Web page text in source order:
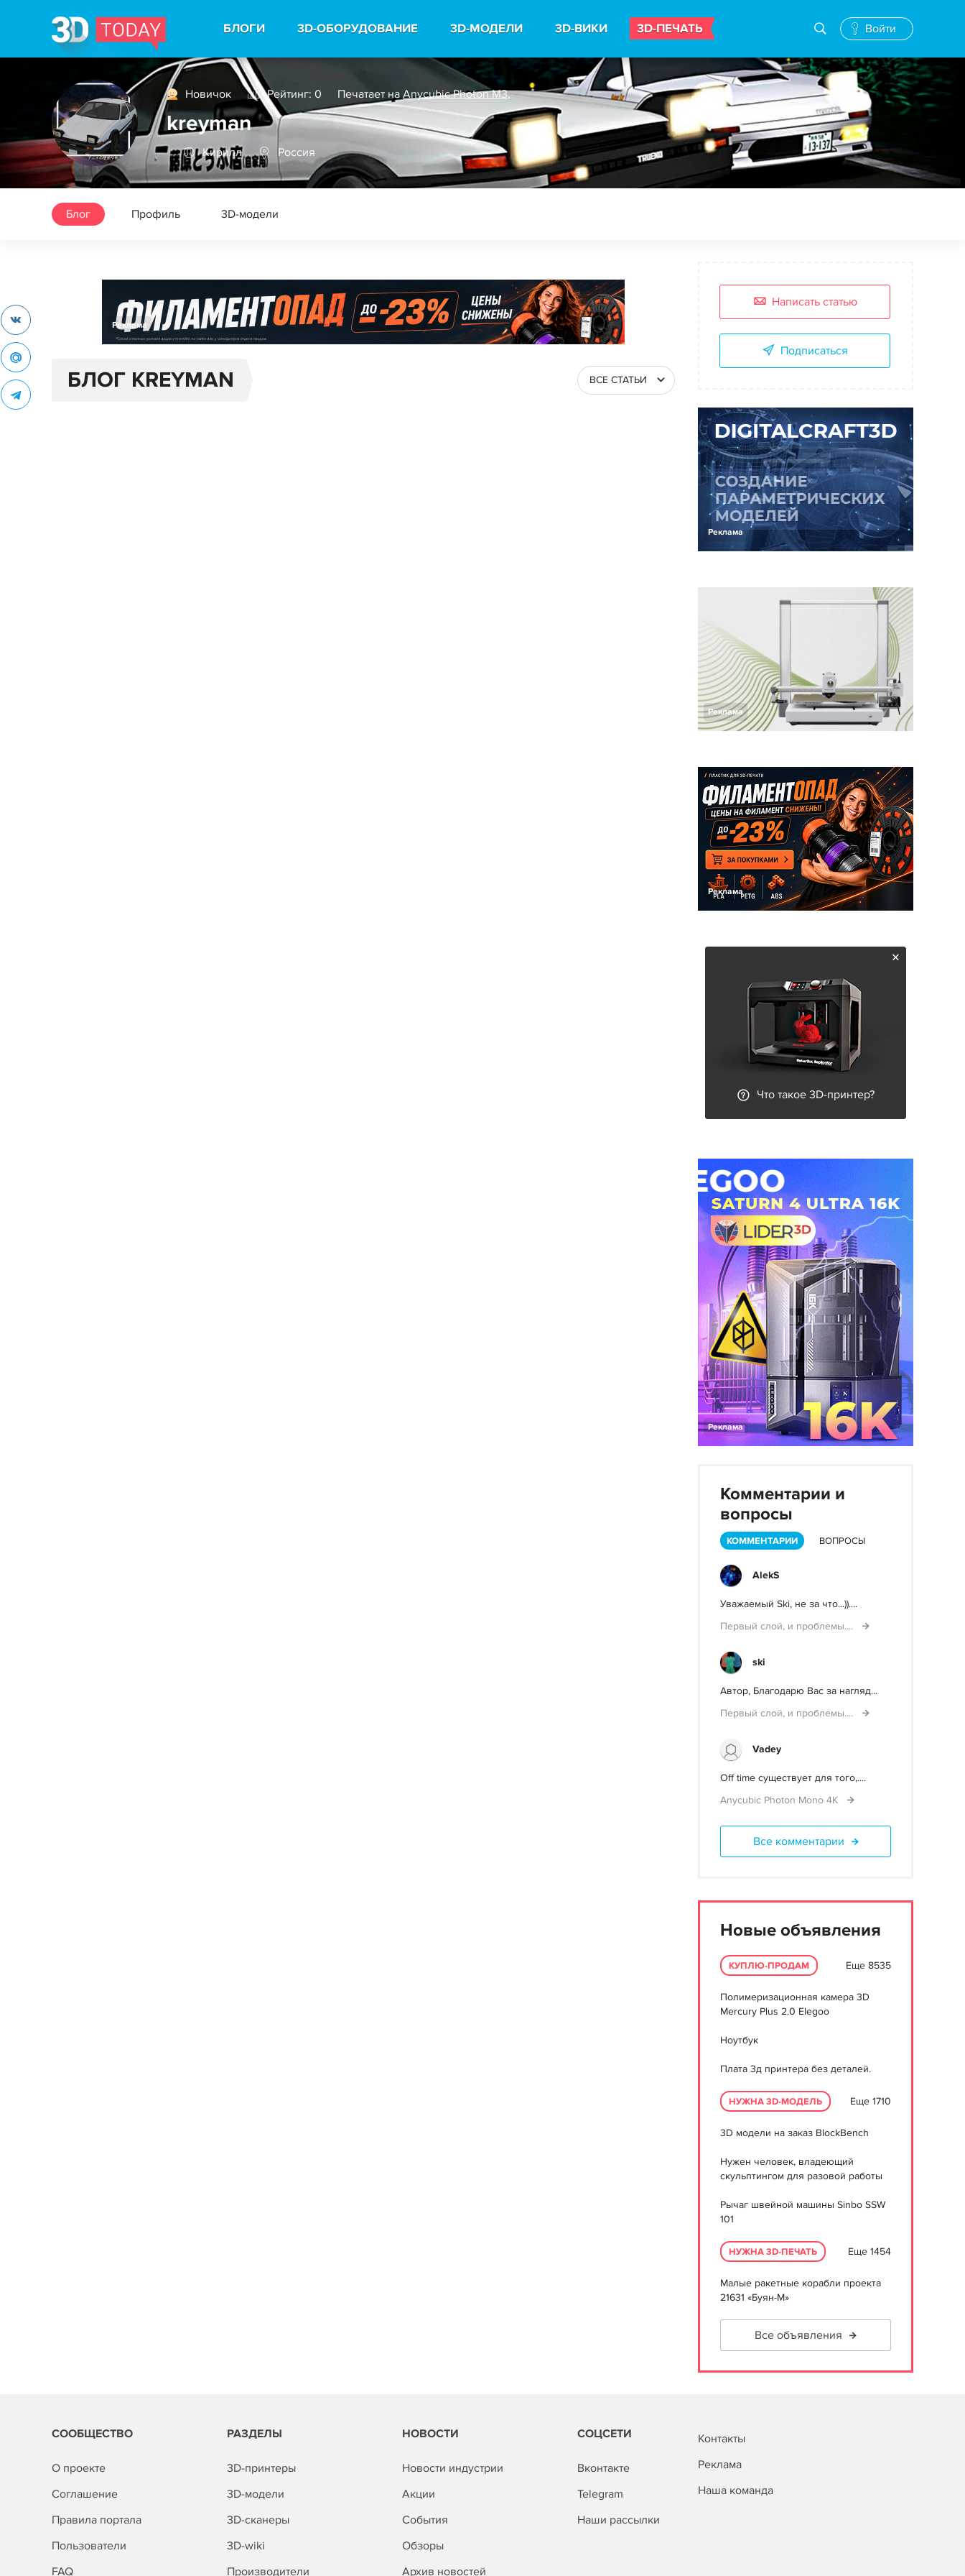
БЛОГИ 3D-ОБОРУДОВАНИЕ 3D-МОДЕЛИ 3D-ВИКИ 3D-ПЕЧАТЬ Войти
Новичок Рейтинг: 0 Печатает на Anycubic Photon M3,
kreyman
Кирилл Россия
Блог Профиль 3D-модели
Реклама
БЛОГ KREYMAN ВСЕ СТАТЬИ
Написать статью
Подписаться
Реклама
Реклама
Реклама
Что такое 3D-принтер?
Реклама
Комментарии и
вопросы
КОММЕНТАРИИ ВОПРОСЫ
AlekS
Уважаемый Ski, не за что...))....
Первый слой, и проблемы....
ski
Автор, Благодарю Вас за нагляд...
Первый слой, и проблемы....
Vadey
Off time существует для того,....
Anycubic Photon Mono 4K
Все комментарии
Новые объявления
КУПЛЮ-ПРОДАМ Еще 8535
Полимеризационная камера 3D
Mercury Plus 2.0 Elegoo
Ноутбук
Плата 3д принтера без деталей.
НУЖНА 3D-МОДЕЛЬ Еще 1710
3D модели на заказ BlockBench
Нужен человек, владеющий
скульптингом для разовой работы
Рычаг швейной машины Sinbo SSW
101
НУЖНА 3D-ПЕЧАТЬ Еще 1454
Малые ракетные корабли проекта
21631 «Буян-М»
Все объявления
СООБЩЕСТВО
О проекте
Соглашение
Правила портала
Пользователи
FAQ
РАЗДЕЛЫ
3D-принтеры
3D-модели
3D-сканеры
3D-wiki
Производители
НОВОСТИ
Новости индустрии
Акции
События
Обзоры
Архив новостей
СОЦСЕТИ
Вконтакте
Telegram
Наши рассылки
Контакты
Реклама
Наша команда